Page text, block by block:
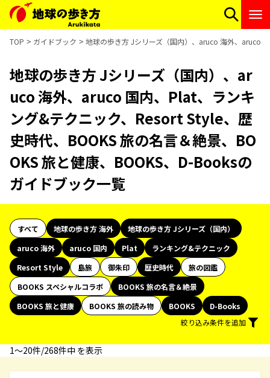
TOP ガイドブック 地球の歩き方 Jシリーズ（国内）、aruco 海外、aruco
地球の歩き方 Jシリーズ（国内）、ar
uco 海外、aruco 国内、Plat、ランキ
ング&テクニック、Resort Style、歴
史時代、BOOKS 旅の名言＆絶景、BO
OKS 旅と健康、BOOKS、D-Booksの
ガイドブック一覧
すべて 地球の歩き方 海外
地球の歩き方 Jシリーズ（国内）
aruco 海外
aruco 国内 Plat
ランキング&テクニック
Resort Style
島旅 御朱印 歴史時代
旅の図鑑
BOOKS スペシャルコラボ
BOOKS 旅の名言＆絶景
BOOKS 旅と健康
BOOKS 旅の読み物 BOOKS
D-Books
絞り込み条件を追加
1〜20件/268件中 を表示